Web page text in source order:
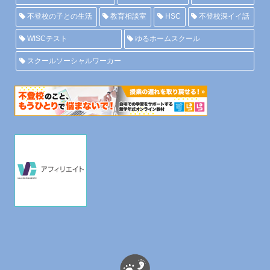
不登校の子との生活 教育相談室 HSC 不登校深イイ話
WISCテスト ゆるホームスクール
スクールソーシャルワーカー